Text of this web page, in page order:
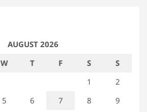
AUGUST 2026
W T F S
S
1
2
5 6 7 8
9